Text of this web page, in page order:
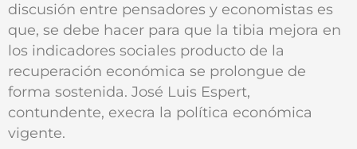
discusión entre pensadores y economistas es
que‚ se debe hacer para que la tibia mejora en
los indicadores sociales producto de la
recuperación económica se prolongue de
forma sostenida. José Luis Espert,
contundente, execra la política económica
vigente.